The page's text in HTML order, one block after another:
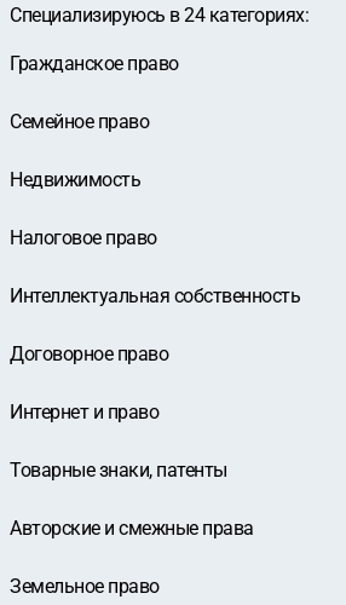
Специализируюсь в24 категориях:
Гражданское право
Семейное право
Недвижимость
Налоговое право
Интеллектуальная собственность
Договорное право
Интернет и право
Товарные знаки, патенты
Авторские и смежные права
Земельное право